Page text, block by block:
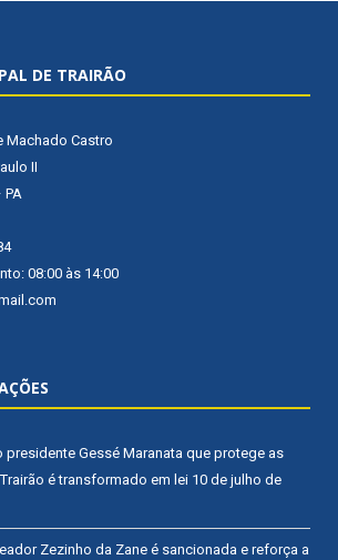
DE TRAIRÃO
Machado Castro
II
PA
08:00 às 14:00
presidente Gessé Maranata que protege as
é transformado em lei 10 de julho de
Zezinho da Zane é sancionada e reforça a